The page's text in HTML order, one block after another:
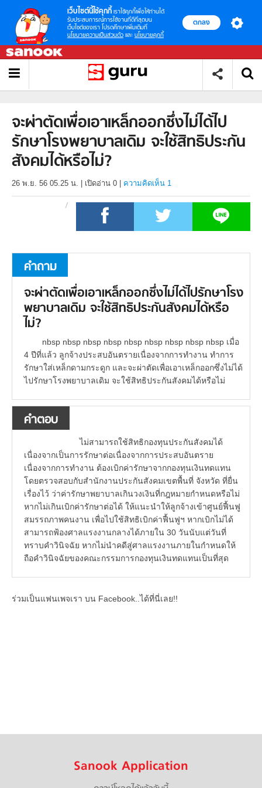
เว็บไซต์นี้ใช้คุกกี้ เราใช้คุกกี้เพื่อให้ท่านได้
รับประสบการณ์การใช้งานที่ดีที่สุดบน
เว็บไซต์ของเรา โปรดศึกษาเพิ่มเติมที่
นโยบายความเป็นส่วนตัว และ นโยบายคุกกี้
ตกลง
จะผ่าตัดเพื่อเอาเหล็กออกซึ่งไม่ได้ไป
รักษาโรงพยาบาลเดิม จะใช้สิทธิประกัน
สังคมได้หรือไม่?
26 พ.ย. 56 05.25 น. เปิดอ่าน 0 ความคิดเห็น 1
คำถาม
จะผ่าตัดเพื่อเอาเหล็กออกซึ่งไม่ได้ไปรักษาโรง
พยาบาลเดิม จะใช้สิทธิประกันสังคมได้หรือ
ไม่?
nbsp nbsp nbsp nbsp nbsp nbsp nbsp nbsp nbsp เมื่อ
4 ปีที่แล้ว ลูกจ้างประสบอันตรายเนื่องจากการทำงาน ทำการ
รักษาใส่เหล็กดามกระดูก และจะผ่าตัดเพื่อเอาเหล็กออกซึ่งไม่ได้
ไปรักษาโรงพยาบาลเดิม จะใช้สิทธิประกันสังคมได้หรือไม่
คำตอบ
ไม่สามารถใช้สิทธิกองทุนประกันสังคมได้
เนื่องจากเป็นการรักษาต่อเนื่องจากการประสบอันตราย
เนื่องจากการทำงาน ต้องเบิกค่ารักษาจากกองทุนเงินทดแทน
โดยตรวจสอบกับสำนักงานประกันสังคมเขตพื้นที่ จังหวัด ที่ยื่น
เรื่องไว้ ว่าค่ารักษาพยาบาลเกินวงเงินที่กฎหมายกำหนดหรือไม่
หากไม่เกินเบิกค่ารักษาต่อได้ ให้แนะนำให้ลูกจ้างเข้าศูนย์ฟื้นฟู
สมรรถภาพคนงาน เพื่อไปใช้สิทธิเบิกค่าฟื้นฟูฯ หากเบิกไม่ได้
สามารถฟ้องศาลแรงงานกลางได้ภายใน 30 วันนับแต่วันที่
ทราบคำวินิจฉัย หากไม่นำคดีสู่ศาลแรงงานภายในกำหนดให้
ถือคำวินิจฉัยของคณะกรรมการกองทุนเงินทดแทนเป็นที่สุด
ร่วมเป็นแฟนเพจเรา บน Facebook..ได้ที่นี่เลย!!
Sanook Application